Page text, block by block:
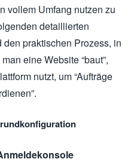
vollem Umfang nutzen zu
detaillierten
praktischen Prozess, in
eine Website “baut”,
nutzt, um “Aufträge